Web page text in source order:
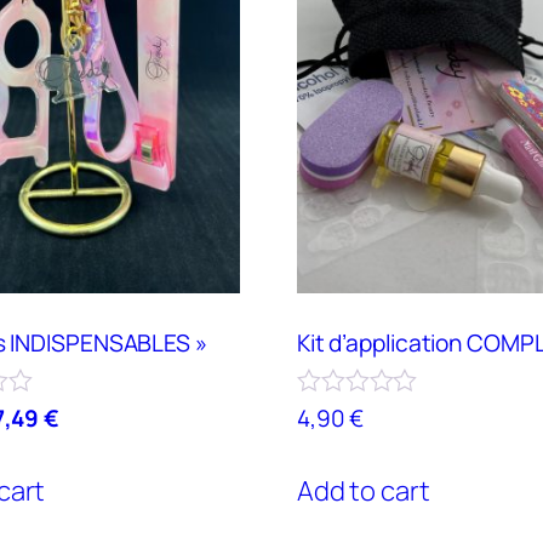
»
€
Kit d’application
Rated
of
5
4,90€
Add to cart